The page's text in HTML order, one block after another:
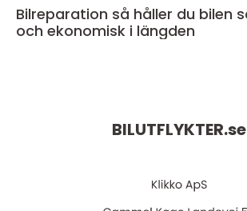
Bilreparation så håller du bilen säker, trygg
och ekonomisk i längden
BILUTFLYKTER.se